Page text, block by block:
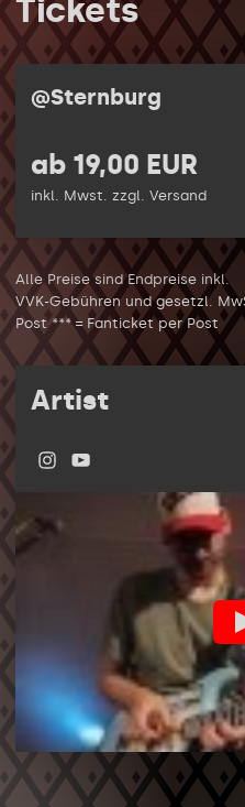
Tickets
@Sternburg
ab 19,00 EUR
inkl. Mwst. zzgl. Versand
Alle Preise sind Endpreise inkl.
VVK-Gebühren und gesetzl.
Post *** = Fanticket per Post
Artist